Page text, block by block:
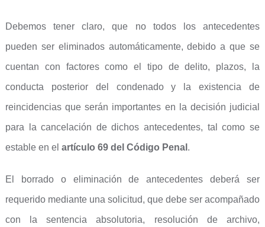
Debemos tener claro, que no todos los antecedentes
pueden ser eliminados automáticamente, debido a que se
cuentan con factores como el tipo de delito, plazos, la
conducta posterior del condenado y la existencia de
reincidencias que serán importantes en la decisión judicial
para la cancelación de dichos antecedentes, tal como se
estable en el artículo 69 del Código Penal .
El borrado o eliminación de antecedentes deberá ser
requerido mediante una solicitud, que debe ser acompañado
con la sentencia absolutoria, resolución de archivo,